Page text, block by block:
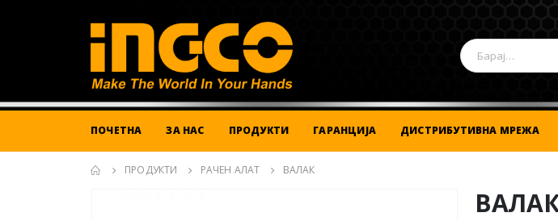
ПОЧЕТНА ЗА НАС ПРОДУКТИ ГАРАНЦИЈА ДИСТРИБУТИВНА МРЕЖА
ПРОДУКТИ РАЧЕН АЛАТ ВАЛАК